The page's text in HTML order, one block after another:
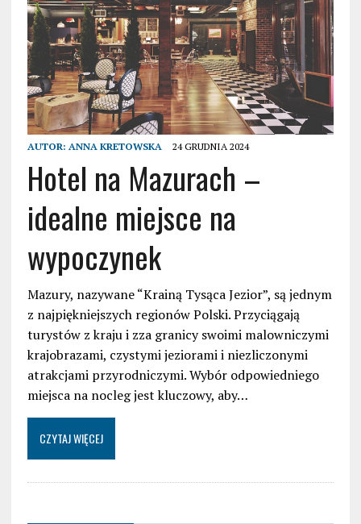
AUTOR: ANNA KRETOWSKA 24 GRUDNIA 2024
Hotel na Mazurach –
idealne miejsce na
wypoczynek
Mazury, nazywane “Krainą Tysąca Jezior”, są jednym
z najpiękniejszych regionów Polski. Przyciągają
turystów z kraju i zza granicy swoimi malowniczymi
krajobrazami, czystymi jeziorami i niezliczonymi
atrakcjami przyrodniczymi. Wybór odpowiedniego
miejsca na nocleg jest kluczowy, aby…
CZYTAJ WIĘCEJ